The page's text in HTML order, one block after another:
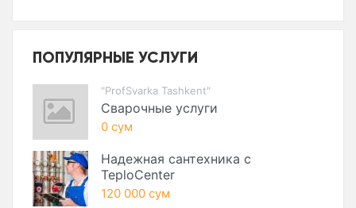
ПОПУЛЯРНЫЕ УСЛУГИ
"ProfSvarka Tashkent"
Сварочные услуги
0 сум
Надежная сантехника с
TeploCenter
120 000 сум